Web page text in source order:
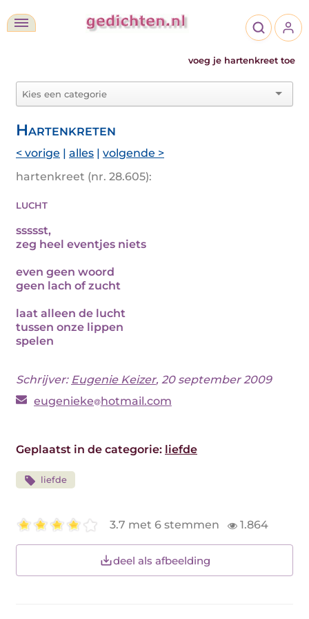
voeg je hartenkreet toe
Hartenkreten
< vorige | alles | volgende >
hartenkreet (nr. 28.605):
lucht
ssssst,
zeg heel eventjes niets
even geen woord
geen lach of zucht
laat alleen de lucht
tussen onze lippen
spelen
Schrijver: Eugenie Keizer, 20 september 2009
eugenieke hotmail.com
Geplaatst in de categorie: liefde
liefde
3.7 met 6 stemmen 1.864
deel als afbeelding